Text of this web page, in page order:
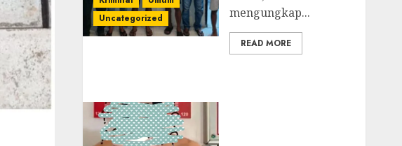
Uncategorized
mengungkap...
READ MORE